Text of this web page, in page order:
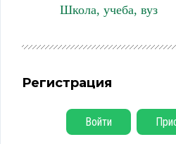
Школа, учеба, вуз
Регистрация
Войти